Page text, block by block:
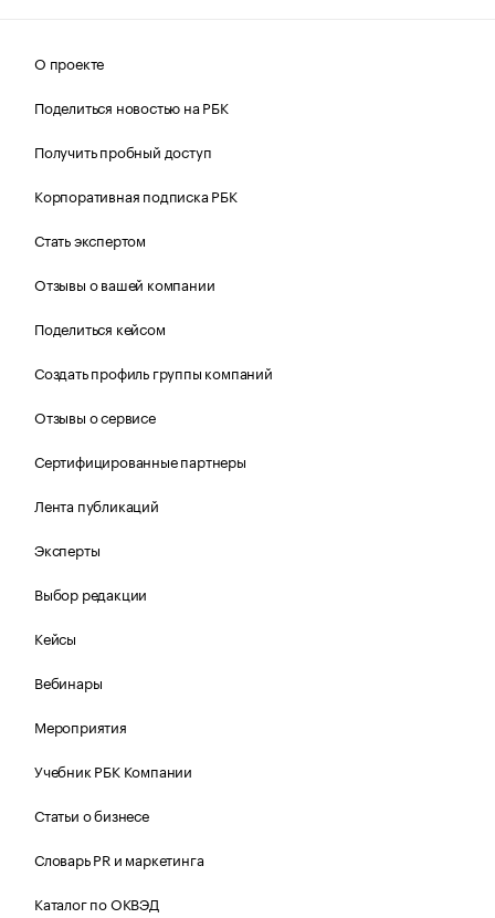
О проекте
Поделиться новостью на РБК
Получить пробный доступ
Корпоративная подписка РБК
Стать экспертом
Отзывы о вашей компании
Поделиться кейсом
Создать профиль группы компаний
Отзывы о сервисе
Сертифицированные партнеры
Лента публикаций
Эксперты
Выбор редакции
Кейсы
Вебинары
Мероприятия
Учебник РБК Компании
Статьи о бизнесе
Словарь PR и маркетинга
Каталог по ОКВЭД